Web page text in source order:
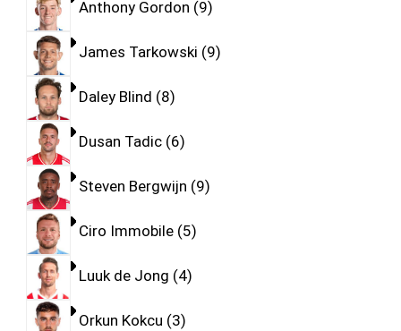
Anthony Gordon 9
James Tarkowski 9
Daley Blind 8
Dusan Tadic 6
Steven Bergwijn 9
Ciro Immobile 5
Luuk de Jong 4
Orkun Kokcu 3